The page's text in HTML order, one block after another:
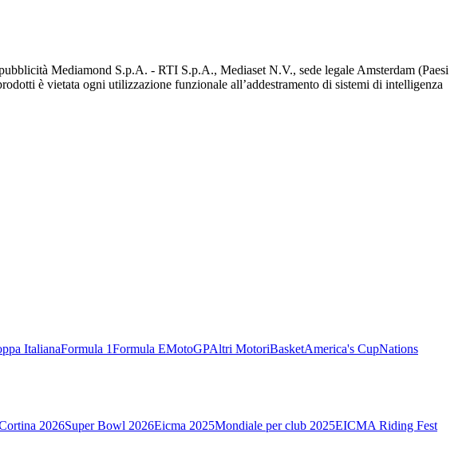
Mediamond S.p.A. - RTI S.p.A., Mediaset N.V., sede legale Amsterdam (Paesi
è vietata ogni utilizzazione funzionale all’addestramento di sistemi di intelligenza
ItalianaFormula 1Formula EMotoGPAltri MotoriBasketAmerica's CupNations
2026Super Bowl 2026Eicma 2025Mondiale per club 2025EICMA Riding Fest